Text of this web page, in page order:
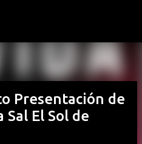
Presentación de
Sal El Sol de